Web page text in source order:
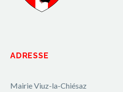
ADRESSE
Mairie Viuz-la-Chiésaz